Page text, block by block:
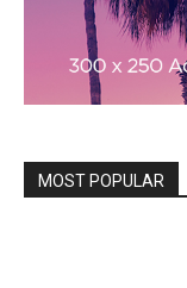
MOST POPULAR